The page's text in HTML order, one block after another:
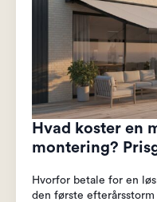
Hvad koster en
montering?
Hvorfor betale for en
den første